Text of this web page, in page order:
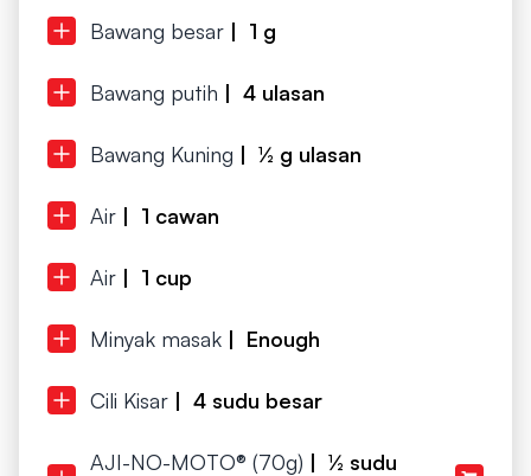
Bawang besar | 1 g
Bawang putih | 4 ulasan
Bawang Kuning | ½ g ulasan
Air | 1 cawan
Air | 1 cup
Minyak masak | Enough
Cili Kisar | 4 sudu besar
AJI-NO-MOTO® (70g) | ½ sudu